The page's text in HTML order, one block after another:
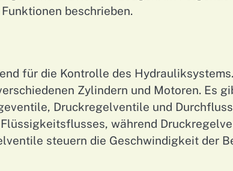
beschrieben.
für die Kontrolle des
Zylindern und Motoren. Es
Druckregelventile und
während
steuern die Geschwindigkeit der